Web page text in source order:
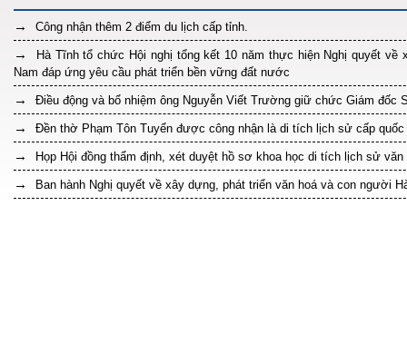
Công nhận thêm 2 điểm du lịch cấp tỉnh.
Hà Tĩnh tổ chức Hội nghị tổng kết 10 năm thực hiện Nghị quyết
Nam đáp ứng yêu cầu phát triển bền vững đất nước
Điều động và bổ nhiệm ông Nguyễn Viết Trường giữ chức Giám đốc
Đền thờ Phạm Tôn Tuyển được công nhận là di tích lịch sử cấp quốc
Họp Hội đồng thẩm định, xét duyệt hồ sơ khoa học di tích lịch sử văn
Ban hành Nghị quyết về xây dựng, phát triển văn hoá và con người